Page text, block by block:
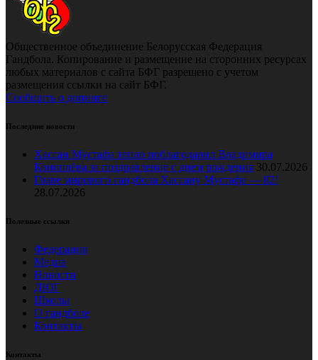
Общественное объединение Белорусская Федерация
Гандбола. Копирование и размещение на сторонних ресурсах
любых материалов с сайта БФГ разрешено с учетом
размещения ссылки на сайт БФГ.
Сообщить о допинге
Последние новости
Хассан Мустафа тепло поблагодарил Владимира
Коноплёва за поздравление с днем рождения 30.07.2026
Главе мирового гандбола Хассану Мустафе — 82!
28.07.2026
Полезные ссылки
Федерация
Медиа
Новости
ДЮГ
Школы
О гандболе
Контакты
Контакты